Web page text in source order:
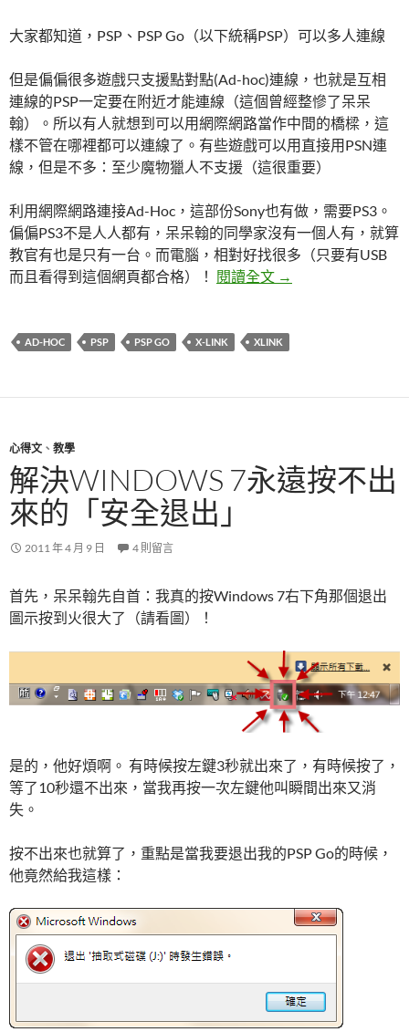
大家都知道，PSP、PSP Go（以下統稱PSP）可以多人連線
但是偏偏很多遊戲只支援點對點(Ad-hoc)連線，也就是互相
連線的PSP一定要在附近才能連線（這個曾經整慘了呆呆
翰）。所以有人就想到可以用網際網路當作中間的橋樑，這
樣不管在哪裡都可以連線了。有些遊戲可以用直接用PSN連
線，但是不多：至少魔物獵人不支援（這很重要）
利用網際網路連接Ad-Hoc，這部份Sony也有做，需要PS3。
偏偏PS3不是人人都有，呆呆翰的同學家沒有一個人有，就算
教官有也是只有一台。而電腦，相對好找很多（只要有USB
而且看得到這個網頁都合格）！ 閱讀全文 PSP使用XLink來進
→
AD-HOC PSP PSP GO X-LINK XLINK
心得文 、 教學
解決WINDOWS 7永遠按不出
來的「安全退出」
2011 年 4 月 9 日 4 則留言
首先，呆呆翰先自首：我真的按Windows 7右下角那個退出
圖示按到火很大了（請看圖）！
是的，他好煩啊。 有時候按左鍵3秒就出來了，有時候按了，
等了10秒還不出來，當我再按一次左鍵他叫瞬間出來又消
失。
按不出來也就算了，重點是當我要退出我的PSP Go的時候，
他竟然給我這樣：